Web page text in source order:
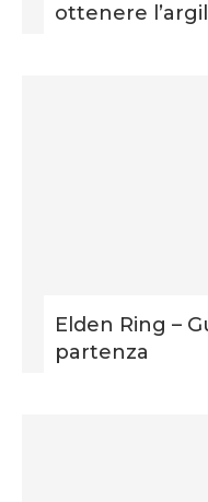
ottenere
Elden Ring –
partenza